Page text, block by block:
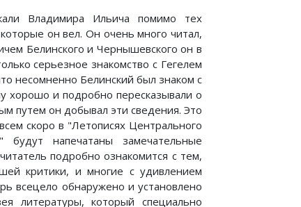
Владимира Ильича помимо тех
он вел. Он очень много читал,
Белинского и Чернышевского он в
серьезное знакомство с Гегелем
несомненно Белинский был знаком с
хорошо и подробно пересказывали о
путем он добывал эти сведения. Это
скоро в "Летописях Центрального
будут напечатаны замечательные
подробно ознакомится с тем,
критики, и многие с удивлением
всецело обнаружено и установлено
литературы, который специально